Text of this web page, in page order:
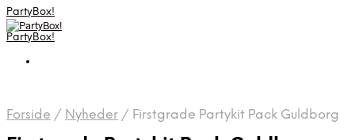
PartyBox!
PartyBox!
Forside / Nyheder / Firstgrade Partykit Pack Guldborg